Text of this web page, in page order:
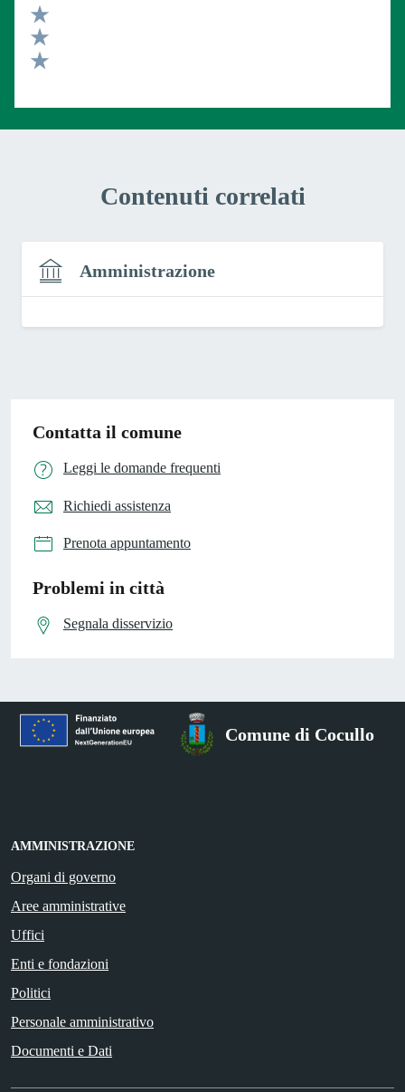
Valuta 4 stelle su 5
Valuta 3 stelle su 5
Valuta 2 stelle su 5
Contenuti correlati
Amministrazione
Contatta il comune
Leggi le domande frequenti
Richiedi assistenza
Prenota appuntamento
Problemi in città
Segnala disservizio
Comune di Cocullo
AMMINISTRAZIONE
Organi di governo
Aree amministrative
Uffici
Enti e fondazioni
Politici
Personale amministrativo
Documenti e Dati